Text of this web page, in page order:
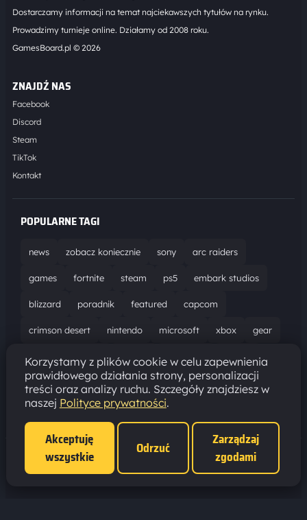
Dostarczamy informacji na temat najciekawszych tytułów na rynku.
Prowadzimy turnieje online. Działamy od 2008 roku.
GamesBoard.pl © 2026
ZNAJDŹ NAS
Facebook
Discord
Steam
TikTok
Kontakt
POPULARNE TAGI
news zobacz koniecznie sony arc raiders
games fortnite steam ps5 embark studios
blizzard poradnik featured capcom
crimson desert nintendo microsoft xbox gear
world of warcraft solucja marathon ubisoft
bungie recenzja resident evil requiem gaming
aktualizacja pc epic games
Polityka prywatności ·
Korzystamy z plików cookie w celu zapewnienia
prawidłowego działania strony, personalizacji
treści oraz analizy ruchu. Szczegóły znajdziesz w
naszej Polityce prywatności.
Akceptuję
wszystkie
Odrzuć
Zarządzaj
zgodami